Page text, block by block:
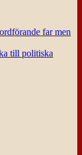
far men
till politiska